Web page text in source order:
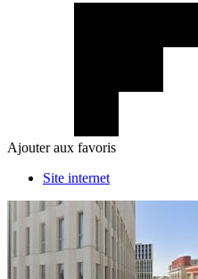
Ajouter aux favoris
Site internet